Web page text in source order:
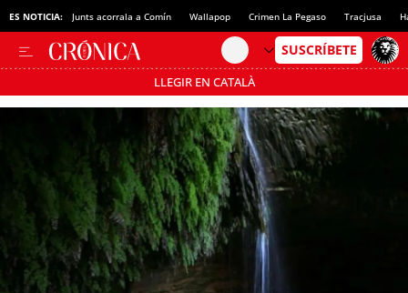
ES NOTICIA: Junts acorrala a Comín Wallapop Crimen La Pegaso Tracjusa
LLEGIR EN CATALÀ
Pásate al MODO AHORRO